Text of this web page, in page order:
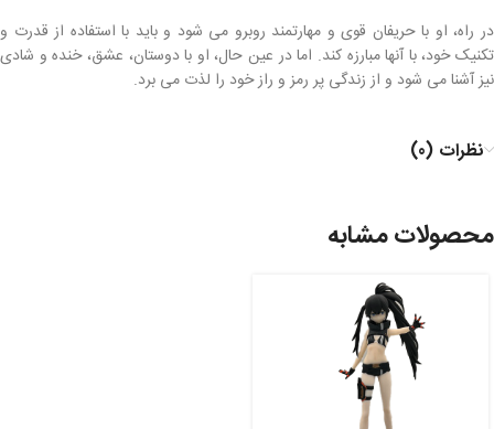
در راه، او با حریفان قوی و مهارتمند روبرو می شود و باید با استفاده از قدرت و
تکنیک خود، با آنها مبارزه کند. اما در عین حال، او با دوستان، عشق، خنده و شادی
نیز آشنا می شود و از زندگی پر رمز و راز خود را لذت می برد.
نظرات (0)
محصولات مشابه